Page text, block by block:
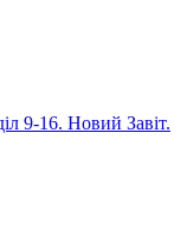
9-16. Новий Завіт.